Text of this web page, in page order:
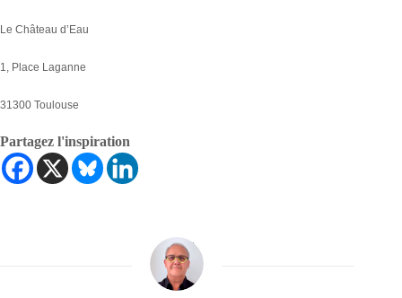
Le Château d’Eau
1, Place Laganne
31300 Toulouse
Partagez l'inspiration